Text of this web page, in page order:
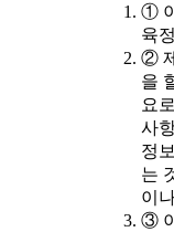
①
육
②
을
요
사
정
는
이
③